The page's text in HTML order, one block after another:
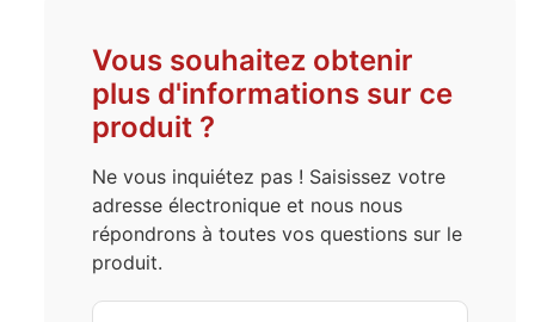
Vous souhaitez obtenir
plus d'informations sur ce
produit ?
Ne vous inquiétez pas ! Saisissez votre
adresse électronique et nous nous
répondrons à toutes vos questions sur le
produit.